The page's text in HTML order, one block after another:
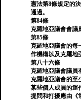
憲法第8條規定的
通過。
第84條
克羅地亞議會會議
第85條
克羅地亞議會的每
作機構以及克羅地
第八十六條
克羅地亞議會議員
克羅地亞議會的至
某些個人成員的運
提問和打擾應由《